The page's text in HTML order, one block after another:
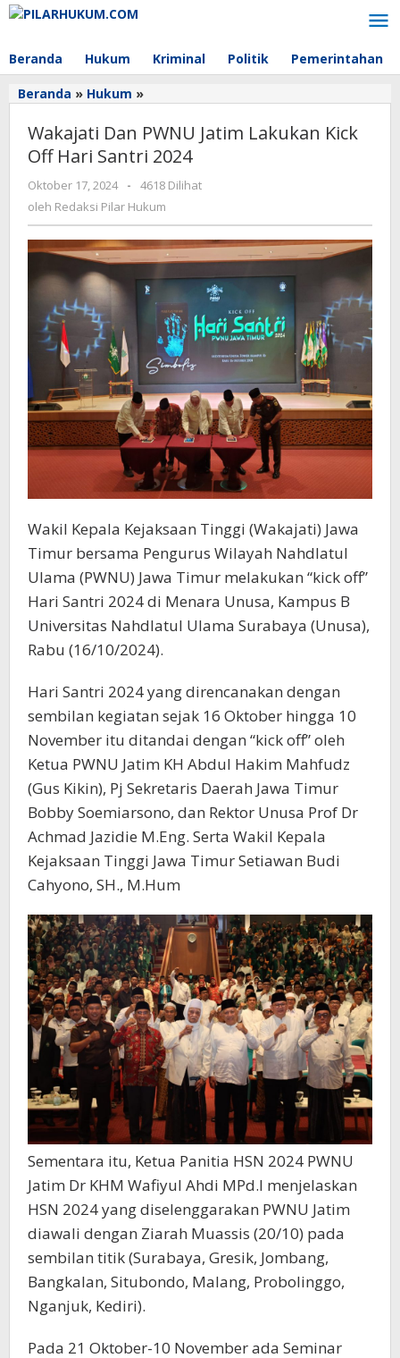
Lewati
Beranda Hukum Kriminal Politik Pemerintahan
Beranda » Hukum »
PWNU
Jatim
Lakukan
Kick
Off
Hari
Santri
2024
Wakajati Dan PWNU Jatim Lakukan Kick
Off Hari Santri 2024
Oktober 17, 2024
oleh
Redaksi
Hukum
-
4618 Dilihat
oleh Redaksi Pilar Hukum
Wakil Kepala Kejaksaan Tinggi (Wakajati) Jawa
Timur bersama Pengurus Wilayah Nahdlatul
Ulama (PWNU) Jawa Timur melakukan “kick off”
Hari Santri 2024 di Menara Unusa, Kampus B
Universitas Nahdlatul Ulama Surabaya (Unusa),
Rabu (16/10/2024).
Hari Santri 2024 yang direncanakan dengan
sembilan kegiatan sejak 16 Oktober hingga 10
November itu ditandai dengan “kick off” oleh
Ketua PWNU Jatim KH Abdul Hakim Mahfudz
(Gus Kikin), Pj Sekretaris Daerah Jawa Timur
Bobby Soemiarsono, dan Rektor Unusa Prof Dr
Achmad Jazidie M.Eng. Serta Wakil Kepala
Kejaksaan Tinggi Jawa Timur Setiawan Budi
Cahyono, SH., M.Hum
Sementara itu, Ketua Panitia HSN 2024 PWNU
Jatim Dr KHM Wafiyul Ahdi MPd.I menjelaskan
HSN 2024 yang diselenggarakan PWNU Jatim
diawali dengan Ziarah Muassis (20/10) pada
sembilan titik (Surabaya, Gresik, Jombang,
Bangkalan, Situbondo, Malang, Probolinggo,
Nganjuk, Kediri).
Pada 21 Oktober-10 November ada Seminar